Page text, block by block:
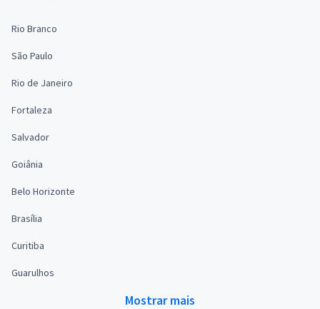
Rio Branco
São Paulo
Rio de Janeiro
Fortaleza
Salvador
Goiânia
Belo Horizonte
Brasília
Curitiba
Guarulhos
Mostrar mais